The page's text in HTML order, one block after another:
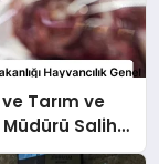
Tarım ve
Müdürü Salih
Açıklamalar